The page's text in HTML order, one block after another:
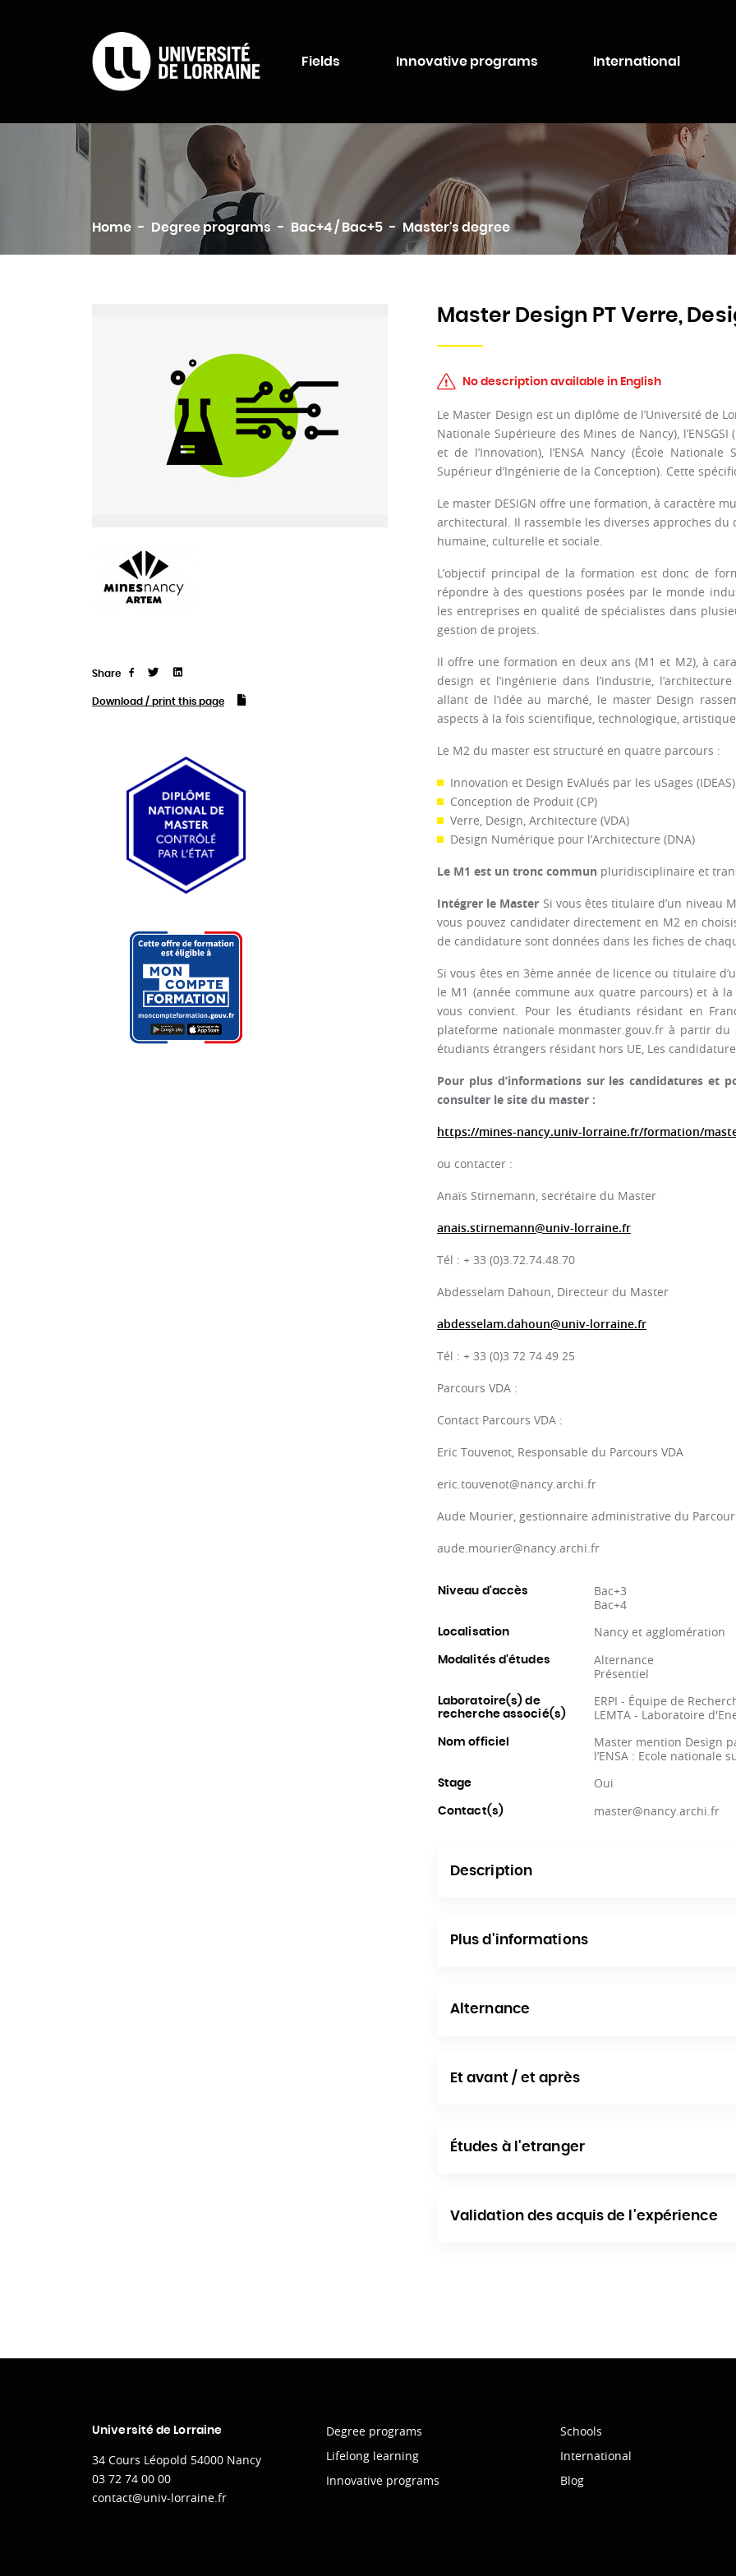
recherche
Fields Innovative programs International
Search
Home Degree programs Bac+4 / Bac+5 Master's degree
Share Share TweetLinkedin
Download / print this page
Master Design PT Verre,
No description available in English
Le Master Design est un diplôme de l’Université de
Nationale Supérieure des Mines de Nancy),
et de l’Innovation), l’ENSA Nancy (École
Supérieur d’Ingénierie de la Conception). Cette
Le master DESIGN offre une formation, à caractère
architectural. Il rassemble les diverses approches
humaine, culturelle et sociale.
L’objectif principal de la formation est donc de
répondre à des questions posées par le monde
les entreprises en qualité de spécialistes dans
gestion de projets.
Il offre une formation en deux ans (M1 et M2), à
design et l’ingénierie dans l’industrie,
allant de l’idée au marché, le master Design
aspects à la fois scientifique, technologique,
Le M2 du master est structuré en quatre parcours :
Innovation et Design EvAlués par les uSages (IDEAS)
Conception de Produit (CP)
Verre, Design, Architecture (VDA)
Design Numérique pour l’Architecture (DNA)
Le M1 est un tronc commun pluridisciplinaire et
Intégrer le Master Si vous êtes titulaire d’un niveau
vous pouvez candidater directement en M2 en
de candidature sont données dans les fiches de
Si vous êtes en 3ème année de licence ou titulaire
le M1 (année commune aux quatre parcours) et à
vous convient. Pour les étudiants résidant en
plateforme nationale monmaster.gouv.fr à partir
étudiants étrangers résidant hors UE, Les
Pour plus d’informations sur les candidatures et
consulter le site du master :
https://mines-nancy.univ-lorraine.fr/formation/
ou contacter :
Anaïs Stirnemann, secrétaire du Master
anais.stirnemann@univ-lorraine.fr
Tél : + 33 (0)3.72.74.48.70
Abdesselam Dahoun, Directeur du Master
abdesselam.dahoun@univ-lorraine.fr
Tél : + 33 (0)3 72 74 49 25
Parcours VDA :
Contact Parcours VDA :
Eric Touvenot, Responsable du Parcours VDA
eric.touvenot@nancy.archi.fr
Aude Mourier, gestionnaire administrative du
aude.mourier@nancy.archi.fr
Niveau d'accès
Bac+3
Bac+4
Localisation Nancy et agglomération
Modalités d'études
Alternance
Présentiel
Laboratoire(s) de
recherche associé(s)
ERPI - Équipe de
LEMTA - Laboratoire
Nom officiel
Master mention Design
l’ENSA : Ecole nationale
Stage Oui
Contact(s) master@nancy.archi.fr
Description
Plus d'informations
Alternance
Et avant / et après
Études à l'etranger
Validation des acquis de l'expérience
Université de Lorraine
34 Cours Léopold 54000 Nancy
03 72 74 00 00
contact@univ-lorraine.fr
Degree programs
Lifelong learning
Innovative programs
Schools
International
Blog